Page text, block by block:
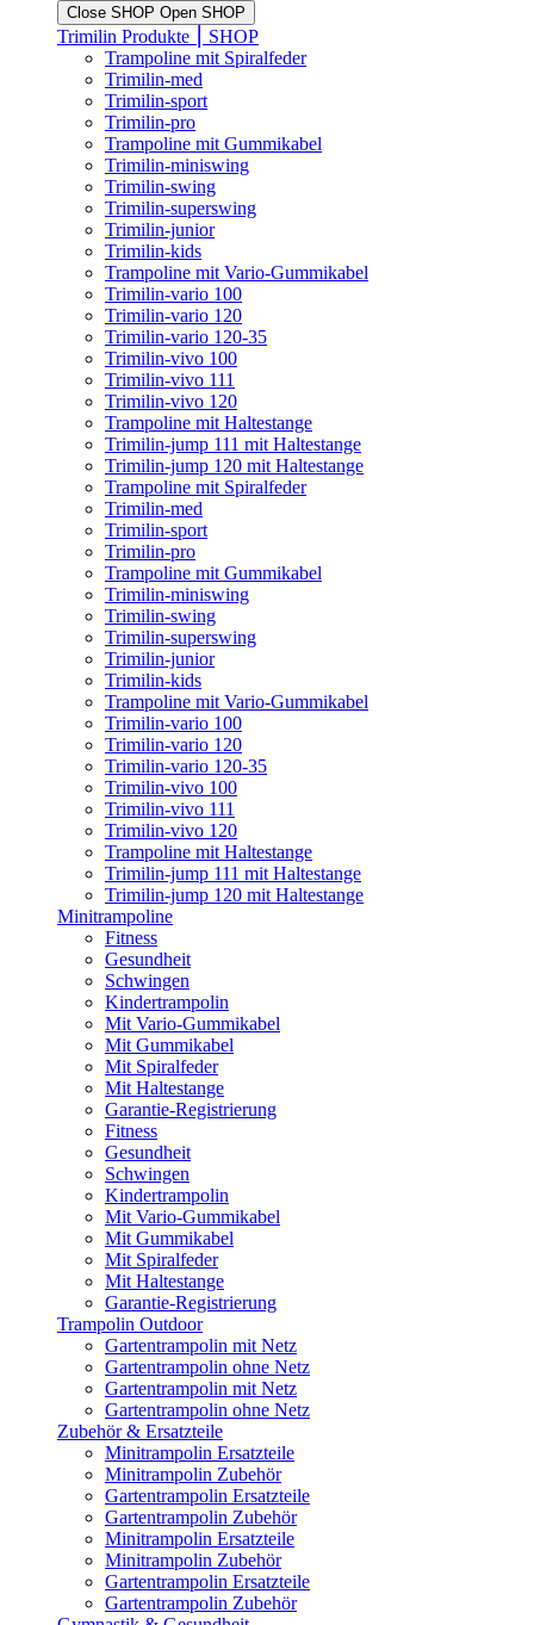
Close SHOP Open SHOP
Trimilin Produkte ⎮ SHOP
Trampoline mit Spiralfeder
Trimilin-med
Trimilin-sport
Trimilin-pro
Trampoline mit Gummikabel
Trimilin-miniswing
Trimilin-swing
Trimilin-superswing
Trimilin-junior
Trimilin-kids
Trampoline mit Vario-Gummikabel
Trimilin-vario 100
Trimilin-vario 120
Trimilin-vario 120-35
Trimilin-vivo 100
Trimilin-vivo 111
Trimilin-vivo 120
Trampoline mit Haltestange
Trimilin-jump 111 mit Haltestange
Trimilin-jump 120 mit Haltestange
Trampoline mit Spiralfeder
Trimilin-med
Trimilin-sport
Trimilin-pro
Trampoline mit Gummikabel
Trimilin-miniswing
Trimilin-swing
Trimilin-superswing
Trimilin-junior
Trimilin-kids
Trampoline mit Vario-Gummikabel
Trimilin-vario 100
Trimilin-vario 120
Trimilin-vario 120-35
Trimilin-vivo 100
Trimilin-vivo 111
Trimilin-vivo 120
Trampoline mit Haltestange
Trimilin-jump 111 mit Haltestange
Trimilin-jump 120 mit Haltestange
Minitrampoline
Fitness
Gesundheit
Schwingen
Kindertrampolin
Mit Vario-Gummikabel
Mit Gummikabel
Mit Spiralfeder
Mit Haltestange
Garantie-Registrierung
Fitness
Gesundheit
Schwingen
Kindertrampolin
Mit Vario-Gummikabel
Mit Gummikabel
Mit Spiralfeder
Mit Haltestange
Garantie-Registrierung
Trampolin Outdoor
Gartentrampolin mit Netz
Gartentrampolin ohne Netz
Gartentrampolin mit Netz
Gartentrampolin ohne Netz
Zubehör & Ersatzteile
Minitrampolin Ersatzteile
Minitrampolin Zubehör
Gartentrampolin Ersatzteile
Gartentrampolin Zubehör
Minitrampolin Ersatzteile
Minitrampolin Zubehör
Gartentrampolin Ersatzteile
Gartentrampolin Zubehör